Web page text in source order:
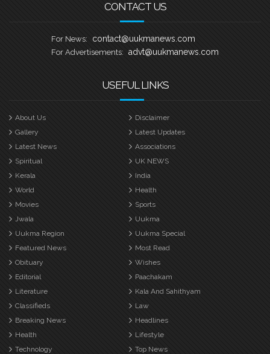
CONTACT US
For News: contact@uukmanews.com
For Advertisements: advt@uukmanews.com
USEFUL LINKS
About Us
Disclaimer
Gallery
Latest Updates
Latest News
Associations
Spiritual
UK NEWS
Kerala
India
World
Health
Movies
Sports
Jwala
Uukma
Uukma Region
Uukma Special
Featured News
Most Read
Obituary
Wishes
Editorial
Paachakam
Literature
Kala And Sahithyam
Classifieds
Law
Breaking News
Headlines
Health
Lifestyle
Technology
Top News